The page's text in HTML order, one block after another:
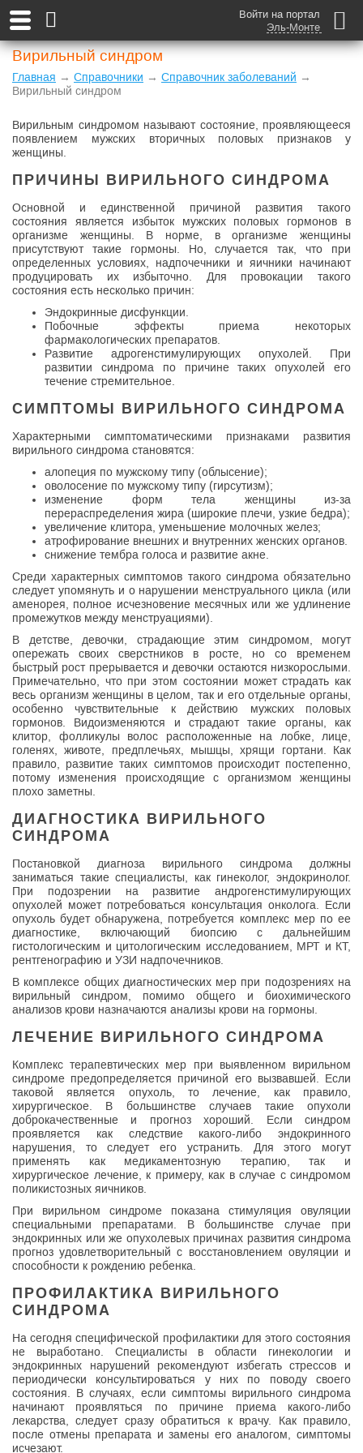
Войти на портал
Эль-Монте
Вирильный синдром
Главная → Справочники → Справочник заболеваний →
Вирильный синдром
Вирильным синдромом называют состояние, проявляющееся
появлением мужских вторичных половых признаков у
женщины.
ПРИЧИНЫ ВИРИЛЬНОГО СИНДРОМА
Основной и единственной причиной развития такого
состояния является избыток мужских половых гормонов в
организме женщины. В норме, в организме женщины
присутствуют такие гормоны. Но, случается так, что при
определенных условиях, надпочечники и яичники начинают
продуцировать их избыточно. Для провокации такого
состояния есть несколько причин:
Эндокринные дисфункции.
Побочные эффекты приема некоторых
фармакологических препаратов.
Развитие адрогенстимулирующих опухолей. При
развитии синдрома по причине таких опухолей его
течение стремительное.
СИМПТОМЫ ВИРИЛЬНОГО СИНДРОМА
Характерными симптоматическими признаками развития
вирильного синдрома становятся:
алопеция по мужскому типу (облысение);
оволосение по мужскому типу (гирсутизм);
изменение форм тела женщины из-за
перераспределения жира (широкие плечи, узкие бедра);
увеличение клитора, уменьшение молочных желез;
атрофирование внешних и внутренних женских органов.
снижение тембра голоса и развитие акне.
Среди характерных симптомов такого синдрома обязательно
следует упомянуть и о нарушении менструального цикла (или
аменорея, полное исчезновение месячных или же удлинение
промежутков между менструациями).
В детстве, девочки, страдающие этим синдромом, могут
опережать своих сверстников в росте, но со временем
быстрый рост прерывается и девочки остаются низкорослыми.
Примечательно, что при этом состоянии может страдать как
весь организм женщины в целом, так и его отдельные органы,
особенно чувствительные к действию мужских половых
гормонов. Видоизменяются и страдают такие органы, как
клитор, фолликулы волос расположенные на лобке, лице,
голенях, животе, предплечьях, мышцы, хрящи гортани. Как
правило, развитие таких симптомов происходит постепенно,
потому изменения происходящие с организмом женщины
плохо заметны.
ДИАГНОСТИКА ВИРИЛЬНОГО
СИНДРОМА
Постановкой диагноза вирильного синдрома должны
заниматься такие специалисты, как гинеколог, эндокринолог.
При подозрении на развитие андрогенстимулирующих
опухолей может потребоваться консультация онколога. Если
опухоль будет обнаружена, потребуется комплекс мер по ее
диагностике, включающий биопсию с дальнейшим
гистологическим и цитологическим исследованием, МРТ и КТ,
рентгенографию и УЗИ надпочечников.
В комплексе общих диагностических мер при подозрениях на
вирильный синдром, помимо общего и биохимического
анализов крови назначаются анализы крови на гормоны.
ЛЕЧЕНИЕ ВИРИЛЬНОГО СИНДРОМА
Комплекс терапевтических мер при выявленном вирильном
синдроме предопределяется причиной его вызвавшей. Если
таковой является опухоль, то лечение, как правило,
хирургическое. В большинстве случаев такие опухоли
доброкачественные и прогноз хороший. Если синдром
проявляется как следствие какого-либо эндокринного
нарушения, то следует его устранить. Для этого могут
применять как медикаментозную терапию, так и
хирургическое лечение, к примеру, как в случае с синдромом
поликистозных яичников.
При вирильном синдроме показана стимуляция овуляции
специальными препаратами. В большинстве случае при
эндокринных или же опухолевых причинах развития синдрома
прогноз удовлетворительный с восстановлением овуляции и
способности к рождению ребенка.
ПРОФИЛАКТИКА ВИРИЛЬНОГО
СИНДРОМА
На сегодня специфической профилактики для этого состояния
не выработано. Специалисты в области гинекологии и
эндокринных нарушений рекомендуют избегать стрессов и
периодически консультироваться у них по поводу своего
состояния. В случаях, если симптомы вирильного синдрома
начинают проявляться по причине приема какого-либо
лекарства, следует сразу обратиться к врачу. Как правило,
после отмены препарата и замены его аналогом, симптомы
исчезают.